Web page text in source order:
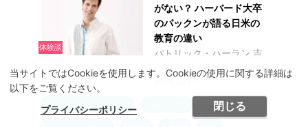
当サイトではCookieを使用します。Cookieの使用に関する詳細は
以下をご覧ください。
プライバシーポリシー
閉じる
体験談
がない？ ハーバード大卒
のパックンが語る日米の
教育の違い
パトリック・ハーラン,吉
澤恵理
インターナショナルスクール